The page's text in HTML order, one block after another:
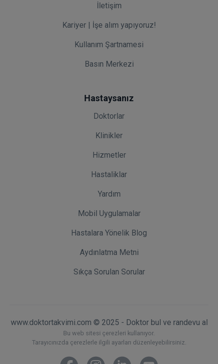
İletişim
Kariyer | İşe alım yapıyoruz!
Kullanım Şartnamesi
Basın Merkezi
Hastaysanız
Doktorlar
Klinikler
Hizmetler
Hastaliklar
Yardım
Mobil Uygulamalar
Hastalara Yönelik Blog
Aydınlatma Metni
Sıkça Sorulan Sorular
www.doktortakvimi.com © 2025 - Doktor bul ve randevu al
Bu web sitesi çerezleri kullanıyor.
Tarayıcınızda çerezlerle ilgili ayarları düzenleyebilirsiniz.